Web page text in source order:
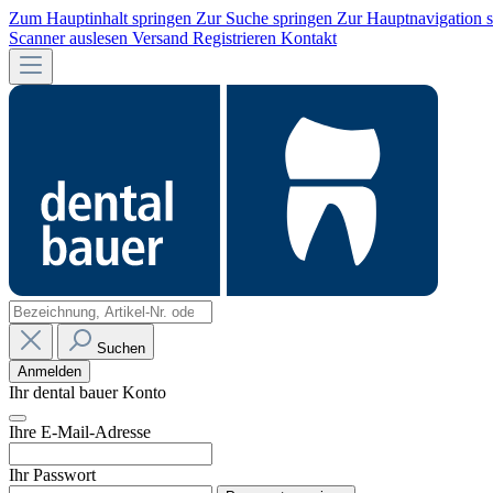
Zum Hauptinhalt springen Zur Suche springen Zur Hauptnavigation
Scanner auslesen Versand Registrieren Kontakt
Suchen
Anmelden
Ihr dental bauer Konto
Ihre E-Mail-Adresse
Ihr Passwort